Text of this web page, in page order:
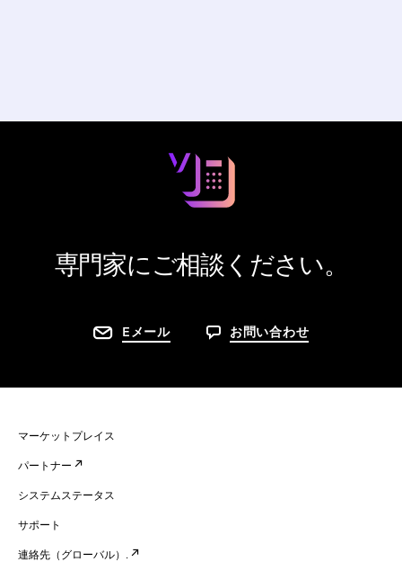
専門家にご相談ください。
Eメール お問い合わせ
マーケットプレイス
パートナー
システムステータス
サポート
連絡先（グローバル）.